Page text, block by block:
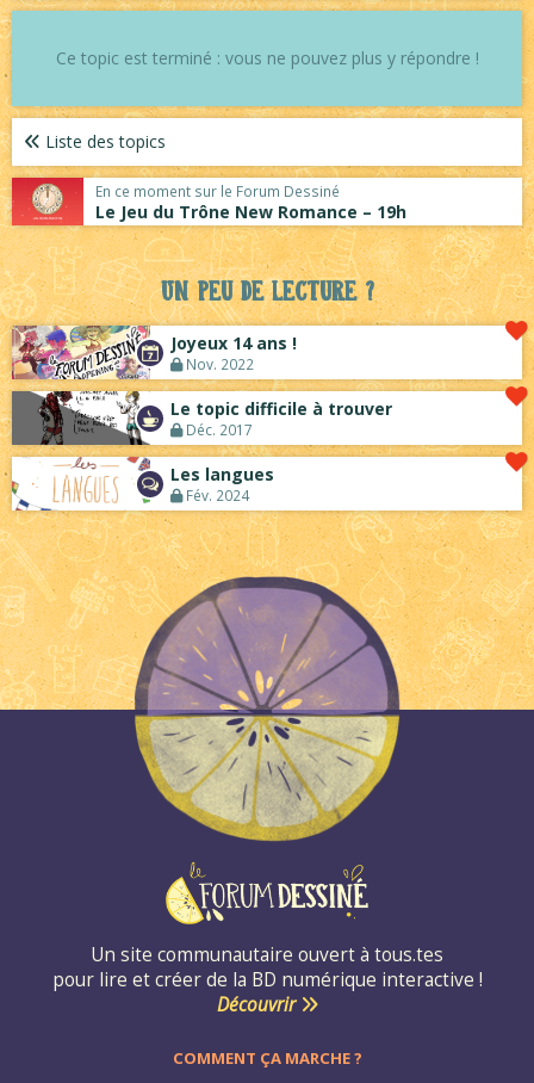
Ce topic est terminé : vous ne pouvez plus y répondre !
Liste des topics
En ce moment sur le Forum Dessiné
Le Jeu du Trône New Romance – 19h
Un peu de lecture ?
Joyeux 14 ans !
Nov. 2022
Le topic difficile à trouver
Déc. 2017
Les langues
Fév. 2024
Un site communautaire ouvert à tous.tes
pour lire et créer de la BD numérique interactive !
Découvrir
COMMENT ÇA MARCHE ?